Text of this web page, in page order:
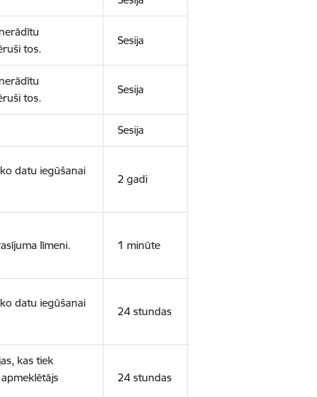
tos.
Sesija
tos.
Sesija
Sesija
datu iegūšanai
2 gadi
līmeni. 1 minūte
datu iegūšanai
24 stundas
kas tiek
24 stundas